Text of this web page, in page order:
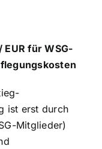
EUR für WSG-
ist erst durch
Mitglieder)